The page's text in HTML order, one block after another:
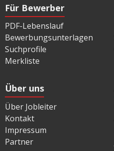
Für Bewerber
PDF-Lebenslauf
Bewerbungsunterlagen
Suchprofile
Merkliste
Über uns
Über Jobleiter
Kontakt
Impressum
Partner